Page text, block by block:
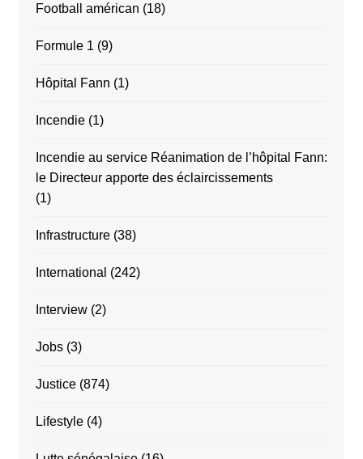
Football américan (18)
Formule 1 (9)
Hôpital Fann (1)
Incendie(1)
Incendie au service Réanimation de l’hôpital Fann:
le Directeur apporte des éclaircissements
(1)
Infrastructure(38)
International (242)
Interview(2)
Jobs(3)
Justice(874)
Lifestyle(4)